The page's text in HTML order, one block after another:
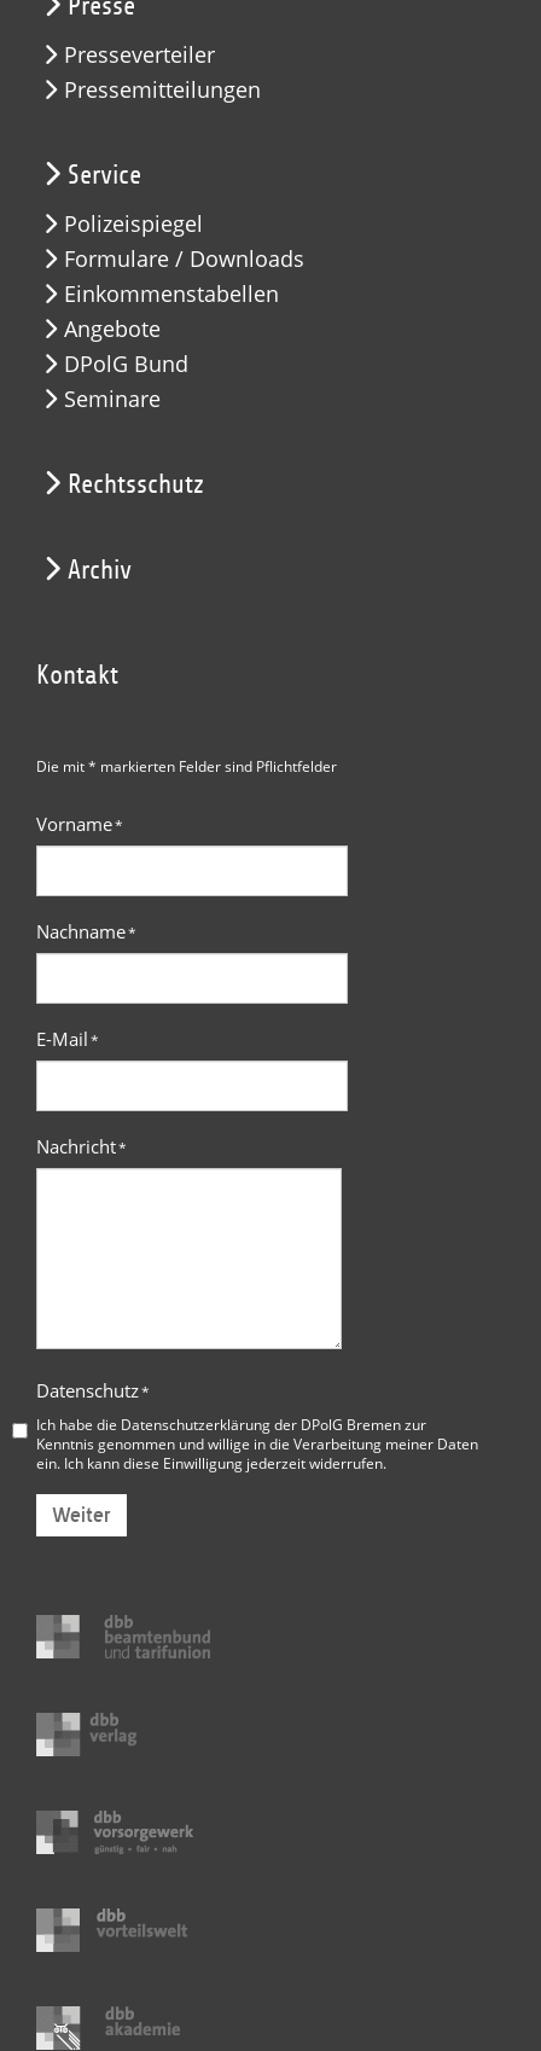
Presse
Presseverteiler
Pressemitteilungen
Service
Polizeispiegel
Formulare / Downloads
Einkommenstabellen
Angebote
DPolG Bund
Seminare
Rechtsschutz
Archiv
Kontakt
Die mit * markierten Felder sind Pflichtfelder
Vorname*
Nachname*
E-Mail*
Nachricht*
Datenschutz*
Ich habe die Datenschutzerklärung der DPolG Bremenzur
Kenntnis genommen und willige in die Verarbeitung meiner Daten
ein. Ich kann diese Einwilligung jederzeit widerrufen.
Weiter